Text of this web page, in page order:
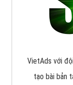
VietAds với
tạo bài bản